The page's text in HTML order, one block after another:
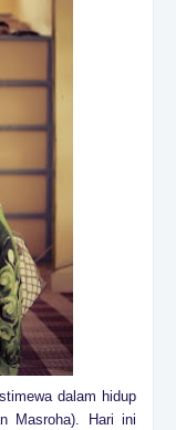
dalam hidup
Masroha). Hari ini